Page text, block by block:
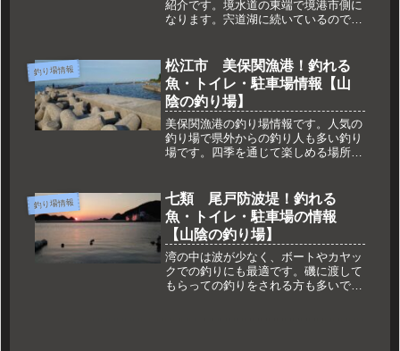
紹介です。境水道の東端で境港市側に
なります。宍道湖に続いているので、
いの人も集まります。
釣り場情報
松江市 美保関漁港！釣れる
魚・トイレ・駐車場情報【山
陰の釣り場】
美保関漁港の釣り場情報です。人気の
釣り場で県外からの釣り人も多い釣り
場です。四季を通じて楽しめる場所で
釣り場情報
七類 尾戸防波堤！釣れる
魚・トイレ・駐車場の情報
【山陰の釣り場】
湾の中は波が少なく、ボートやカヤッ
クでの釣りにも最適です。磯に渡して
もらっての釣りをされる方も多いで